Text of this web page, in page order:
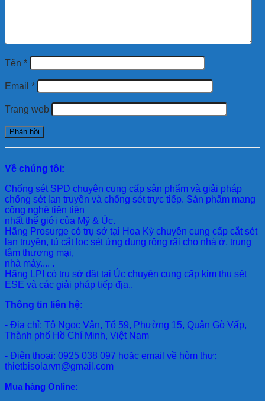
Tên *
Email *
Trang web
Về chúng tôi:
Chống sét SPD chuyên cung cấp sản phẩm và giải pháp
chống sét lan truyền và chống sét trực tiếp. Sản phẩm mang
công nghệ tiên tiên
nhất thế giới của Mỹ & Úc.
Hãng Prosurge có trụ sở tại Hoa Kỳ chuyên cung cấp cắt sét
lan truyền, tủ cắt lọc sét ứng dụng rộng rãi cho nhà ở, trung
tâm thương mại,
nhà máy.... .
Hãng LPI có trụ sở đặt tại Úc chuyên cung cấp kim thu sét
ESE và các giải pháp tiếp địa..
Thông tin liên hệ:
- Địa chỉ: Tô Ngọc Vân, Tổ 59, Phường 15, Quận Gò Vấp,
Thành phố Hồ Chí Minh, Việt Nam
- Điện thoại: 0925 038 097 hoặc email về hòm thư:
thietbisolarvn@gmail.com
Mua hàng Online: